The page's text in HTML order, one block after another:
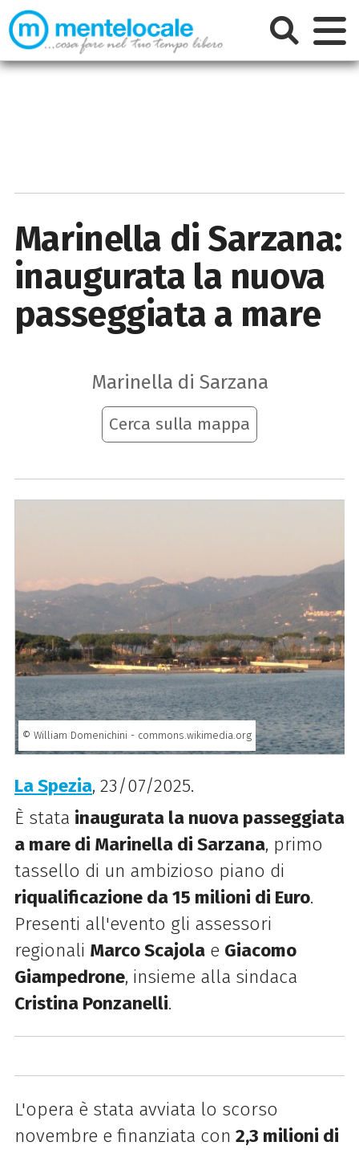
Marinella di Sarzana:
inaugurata la nuova
passeggiata a mare
Marinella di Sarzana
Cerca sulla mappa
© William Domenichini - commons.wikimedia.org
La Spezia, 23/07/2025.
È stata inaugurata la nuova passeggiata
a mare di Marinella di Sarzana, primo
tassello di un ambizioso piano di
riqualificazione da 15 milioni di Euro.
Presenti all'evento gli assessori
regionali Marco Scajolae Giacomo
Giampedrone, insieme alla sindaca
Cristina Ponzanelli.
L'opera è stata avviata lo scorso
novembre e finanziata con 2,3 milioni di